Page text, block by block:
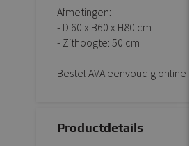
Afmetingen:
- D 60 x B60 x H80 cm
- Zithoogte: 50 cm
Bestel AVA eenvoudig online
Productdetails